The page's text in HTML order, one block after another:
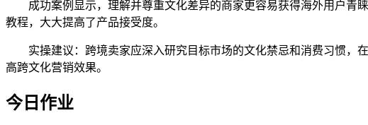
成功案例显示，理解并尊重文化差异的商家更容易获得海外用户青
教程，大大提高了产品接受度。
实操建议：跨境卖家应深入研究目标市场的文化禁忌和消费习惯，
高跨文化营销效果。
今日作业